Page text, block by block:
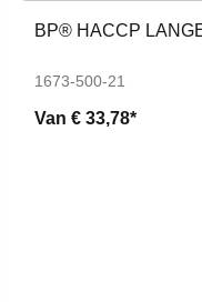
BP® HACCP
1673-500-21
Van € 33,78*